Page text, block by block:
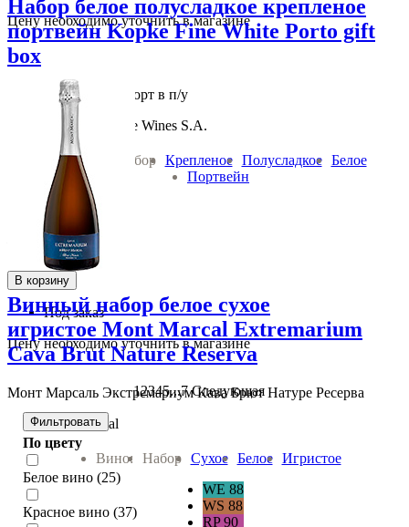
Цену необходимо уточнить в магазине
Набор белое полусладкое крепленое
портвейн Kopke Fine White Porto gift
box
Копке Файн Уайт Порт в п/у
Sogevinus- Fine Wines S.A.
Вино: Набор Крепленое Полусладкое
Белое
Портвейн
0.75 л 19.5 % алк
Португалия Дору
1 880руб.
В корзину
Под заказ
Цену необходимо уточнить в магазине
Винный набор белое сухое
игристое Mont Marcal Extremarium
Cava Brut Nature Reserva
Монт Марсаль Экстремариум Кава Брют Натуре Ресерва
Mont Marcal
Вино: Набор Сухое Белое
Игристое
WE 88
WS 88
RP 90
12345...7 Следующая
Фильтровать
По цвету
Белое вино (25)
Красное вино (37)